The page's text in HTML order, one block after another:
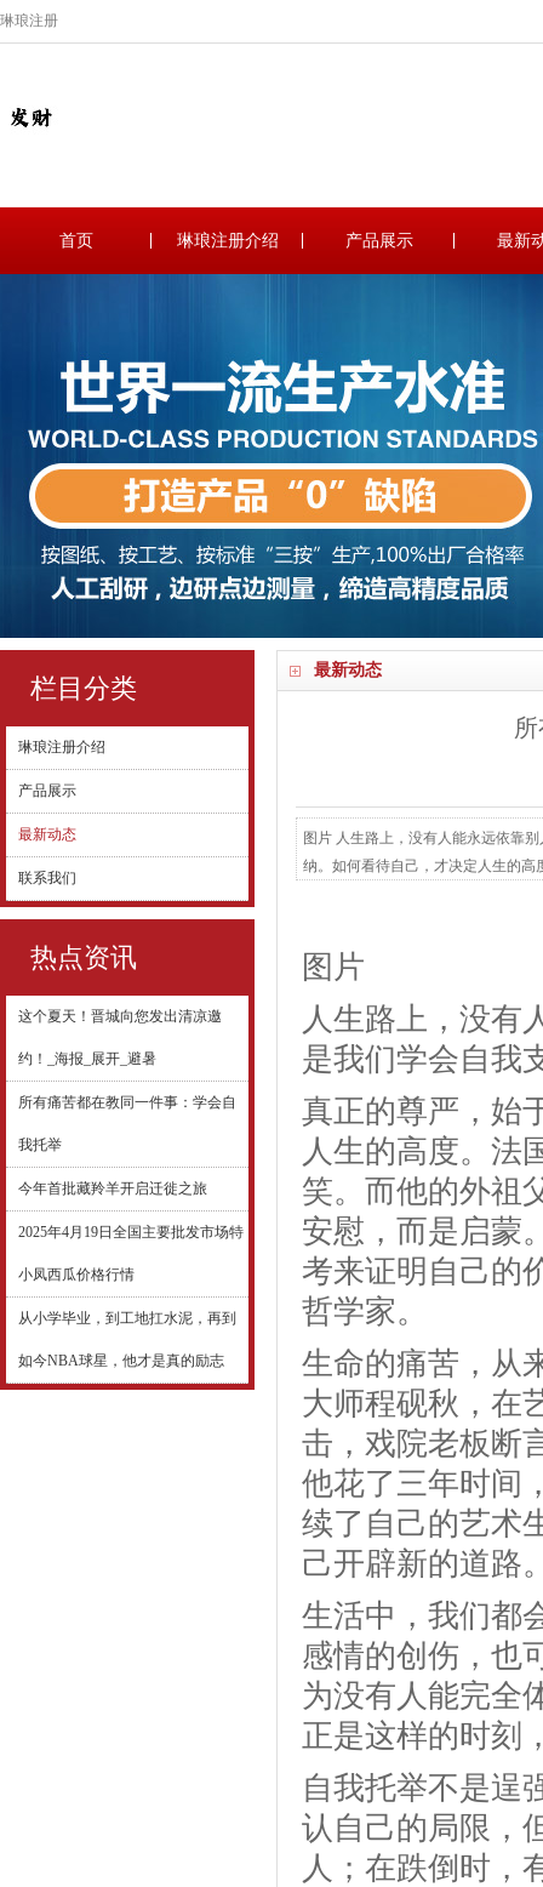
琳琅注册
首页 琳琅注册介绍 产品展示 最新
栏目分类
琳琅注册介绍
产品展示
最新动态
联系我们
热点资讯
这个夏天！晋城向您发出清凉邀
约！_海报_展开_避暑
所有痛苦都在教同一件事：学会自
我托举
今年首批藏羚羊开启迁徙之旅
2025年4月19日全国主要批发市场特
小凤西瓜价格行情
从小学毕业，到工地扛水泥，再到
如今NBA球星，他才是真的励志
最新动态
图片 人生路上，没有人能永远依靠
纳。如何看待自己，才决定人生的
嗓”的打击，戏院老板断言“这...
图片
人生路上，没有
是我们学会自我
真正的尊严，始
人生的高度。法
笑。而他的外祖
安慰，而是启蒙
考来证明自己的
哲学家。
生命的痛苦，从
大师程砚秋，在
击，戏院老板断
他花了三年时间
续了自己的艺术
己开辟新的道路
生活中，我们都
感情的创伤，也
为没有人能完全
正是这样的时刻
自我托举不是逞
认自己的局限，
人；在跌倒时，